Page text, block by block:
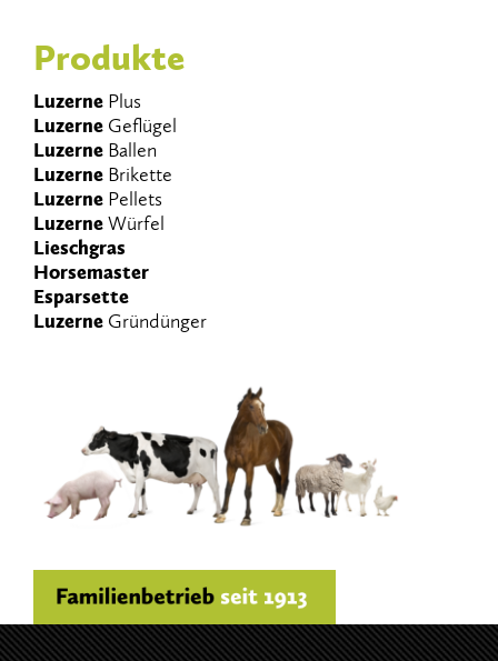
Produkte
Luzerne Plus
Luzerne Geflügel
Luzerne Ballen
Luzerne Brikette
Luzerne Pellets
LuzerneWürfel
Lieschgras
Horsemaster
Esparsette
Luzerne Gründünger